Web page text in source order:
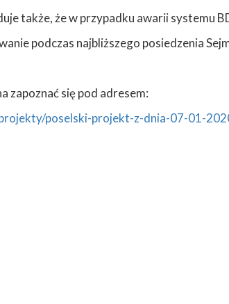
także, że w przypadku awarii systemu
podczas najbliższego posiedzenia
zapoznać się pod adresem:
poselski-projekt-z-dnia-07-01-